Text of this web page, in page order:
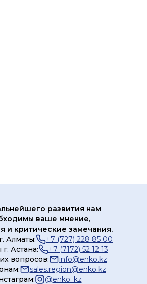
развития нам
ваше мнение,
и критические замечания.
Алматы:
+7 (727) 228 85 00
Астана:
+7 (7172) 52 12 13
вопросов:
info@enko.kz
sales.region@enko.kz
@enko_kz